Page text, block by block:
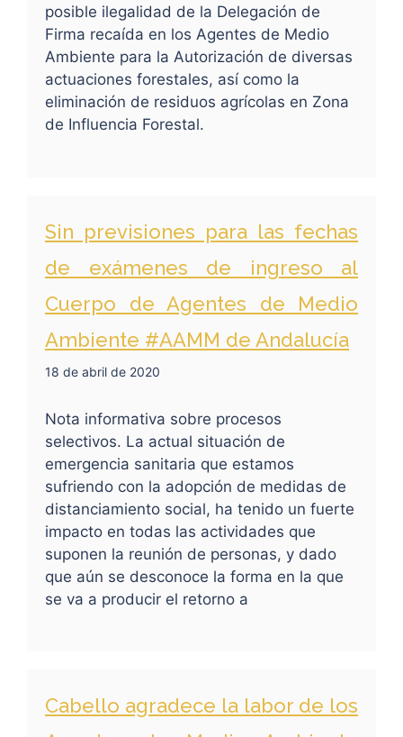
posible ilegalidad de la Delegación de
Firma recaída en los Agentes de Medio
Ambiente para la Autorización de diversas
actuaciones forestales, así como la
eliminación de residuos agrícolas en Zona
de Influencia Forestal.
Sin previsiones para las fechas
de exámenes de ingreso al
Cuerpo de Agentes de Medio
Ambiente #AAMM de Andalucía
18 de abril de 2020
Nota informativa sobre procesos
selectivos. La actual situación de
emergencia sanitaria que estamos
sufriendo con la adopción de medidas de
distanciamiento social, ha tenido un fuerte
impacto en todas las actividades que
suponen la reunión de personas, y dado
que aún se desconoce la forma en la que
se va a producir el retorno a
Cabello agradece la labor de los